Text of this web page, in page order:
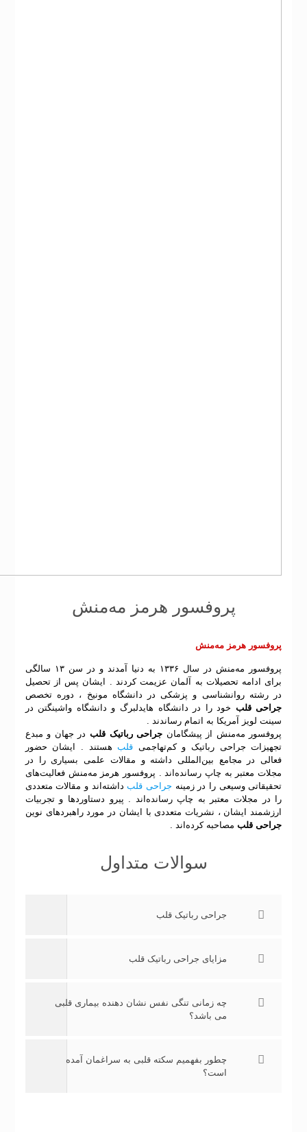
پروفسور هرمز مه‌منش
پروفسور هرمز مه‌منش
پروفسور مه‌منش در سال ۱۳۳۶ به دنیا آمدند و در سن ۱۳ سالگی
برای ادامه تحصیلات به آلمان عزیمت کردند . ایشان پس از تحصیل
در رشته روانشناسی و پزشکی در دانشگاه مونیخ ، دوره تخصص
جراحی قلب خود را در دانشگاه هایدلبرگ و دانشگاه واشینگتن در
سینت لویز آمریکا به اتمام رساندند .
پروفسور مه‌منش از پیشگامان جراحی رباتیک قلب در جهان و مبدع
تجهیزات جراحی رباتیک و کم‌تهاجمی قلبهستند . ایشان حضور
فعالی در مجامع بین‌المللی داشته و مقالات علمی بسیاری را در
مجلات معتبر به چاپ رسانده‌اند . پروفسور هرمز مه‌منش فعالیت‌های
تحقیقاتی وسیعی را در زمینه جراحی قلبداشته‌اند و مقالات متعددی
را در مجلات معتبر به چاپ رسانده‌اند . پیرو دستاوردها و تجربیات
ارزشمند ایشان ، نشریات متعددی با ایشان در مورد راهبردهای نوین
جراحی قلبمصاحبه کرده‌اند .
سوالات متداول
جراحی رباتیک قلب
مزایای جراحی رباتیک قلب
چه زمانی تنگی نفس نشان دهنده بیماری قلبی
می باشد؟
چطور بفهمیم سکته قلبی به سراغمان آمده
است؟